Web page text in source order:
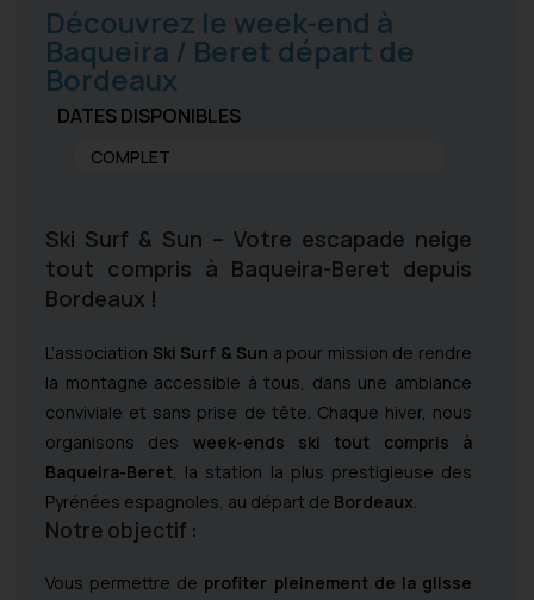
Découvrez le week-end à
Baqueira / Beret départ de
Bordeaux
DATES DISPONIBLES
COMPLET
Ski Surf & Sun – Votre escapade neige
tout compris à Baqueira-Beret depuis
Bordeaux !
L’association Ski Surf & Sun a pour mission de rendre
la montagne accessible à tous, dans une ambiance
conviviale et sans prise de tête. Chaque hiver, nous
organisons des week-ends ski tout compris à
Baqueira-Beret, la station la plus prestigieuse des
Pyrénées espagnoles, au départ de Bordeaux.
Notre objectif :
Vous permettre de profiter pleinement de la glisse